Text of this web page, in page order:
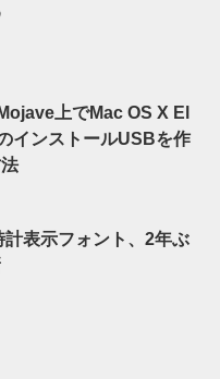
上でMac OS X El
インストールUSBを作
表示フォント、2年ぶ